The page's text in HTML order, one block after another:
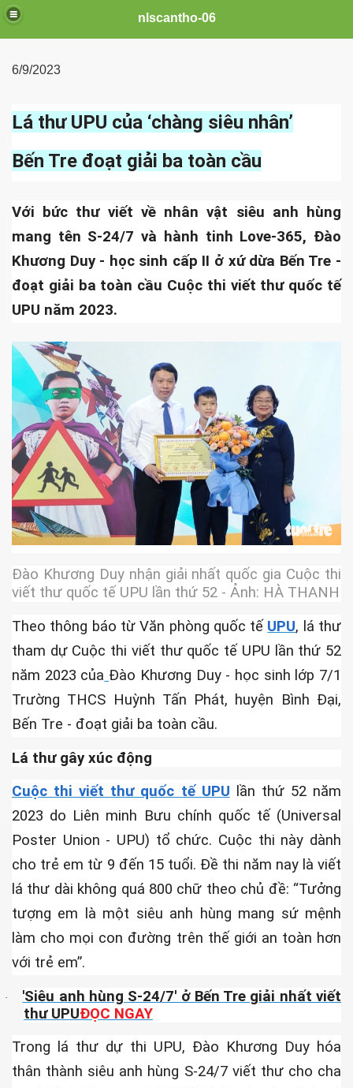
nlscantho-06
6/9/2023
Lá thư UPU của ‘chàng siêu nhân’
Bến Tre đoạt giải ba toàn cầu
Với bức thư viết về nhân vật siêu anh hùng
mang tên S-24/7 và hành tinh Love-365, Đào
Khương Duy - học sinh cấp II ở xứ dừa Bến Tre -
đoạt giải ba toàn cầu Cuộc thi viết thư quốc tế
UPU năm 2023.
Đào Khương Duy nhận giải nhất quốc gia Cuộc thi
viết thư quốc tế UPU lần thứ 52 - Ảnh: HÀ THANH
Theo thông báo từ Văn phòng quốc tế UPU, lá thư
tham dự Cuộc thi viết thư quốc tế UPU lần thứ 52
năm 2023 của Đào Khương Duy - học sinh lớp 7/1
Trường THCS Huỳnh Tấn Phát, huyện Bình Đại,
Bến Tre - đoạt giải ba toàn cầu.
Lá thư gây xúc động
Cuộc thi viết thư quốc tế UPU lần thứ 52 năm
2023 do Liên minh Bưu chính quốc tế (Universal
Poster Union - UPU) tổ chức. Cuộc thi này dành
cho trẻ em từ 9 đến 15 tuổi. Đề thi năm nay là viết
lá thư dài không quá 800 chữ theo chủ đề: “Tưởng
tượng em là một siêu anh hùng mang sứ mệnh
làm cho mọi con đường trên thế giới an toàn hơn
với trẻ em”.
·
'Siêu anh hùng S-24/7' ở Bến Tre giải nhất viết
thư UPUĐỌC NGAY
Trong lá thư dự thi UPU, Đào Khương Duy hóa
thân thành siêu anh hùng S-24/7 viết thư cho cha
chữ viết...
Sài Gòn xưa